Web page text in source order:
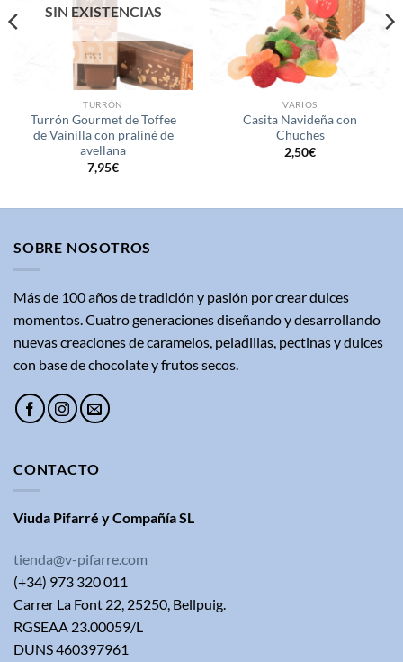
SIN EXISTENCIAS
TURRÓN
Turrón Gourmet de Toffee
de Vainilla con praliné de
avellana
7,95€
VARIOS
Casita Navideña con
Chuches
2,50€
SOBRE NOSOTROS
Más de 100 años de tradición y pasión por crear dulces
momentos. Cuatro generaciones diseñando y desarrollando
nuevas creaciones de caramelos, peladillas, pectinas y dulces
con base de chocolate y frutos secos.
CONTACTO
Viuda Pifarré y Compañía SL
tienda@v-pifarre.com
(+34) 973 320 011
Carrer La Font 22, 25250, Bellpuig.
RGSEAA 23.00059/L
DUNS 460397961